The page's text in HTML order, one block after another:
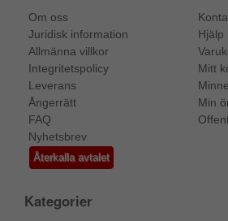
Om oss
Juridisk information
Allmänna villkor
Integritetspolicy
Leverans
Ångerrätt
FAQ
Nyhetsbrev
Återkalla avtalet
Hjälp
Mitt
Min
Kategorier